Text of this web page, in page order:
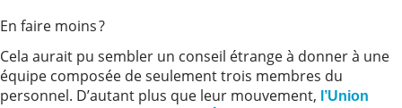
En faire moins ?
Cela aurait pu sembler un conseil étrange à donner à une
équipe composée de seulement trois membres du
personnel. D’autant plus que leur mouvement, l’Union